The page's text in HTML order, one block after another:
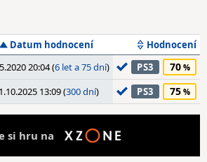
Datum hodnocení
Hodnocení
20:04 (6 let a 75 dní) PS3 70
13:09 (300 dní) PS3 75
si hru na